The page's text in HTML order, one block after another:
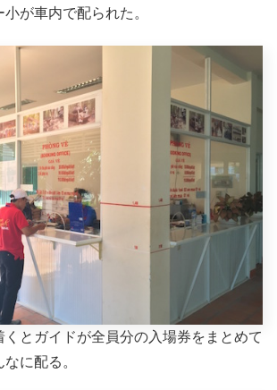
が車内で配られた。
くとガイドが全員分の入場券をまとめて
に配る。